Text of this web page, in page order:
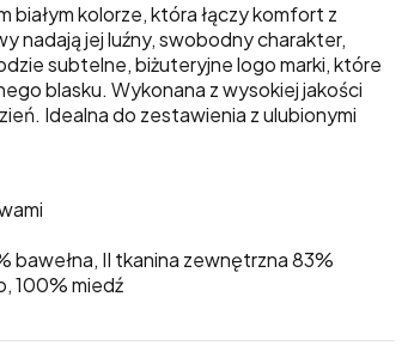
białym kolorze, która łączy komfort z
nadają jej luźny, swobodny charakter,
subtelne, biżuteryjne logo marki, które
blasku. Wykonana z wysokiej jakości
Idealna do zestawienia z ulubionymi
bawełna, II tkanina zewnętrzna 83%
100% miedź